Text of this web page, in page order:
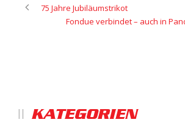
75 Jahre Jubiläumstrikot
Fondue verbindet – auch in
KATEGORIEN